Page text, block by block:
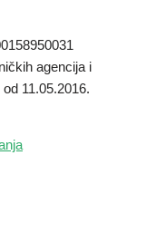
agencija i
11.05.2016.